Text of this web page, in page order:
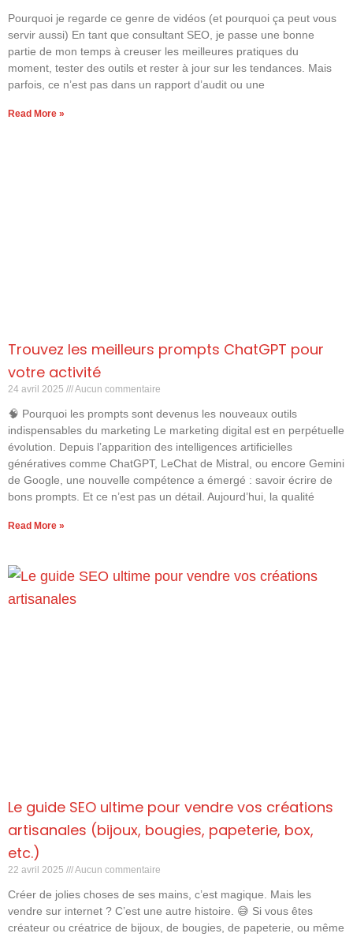
Pourquoi je regarde ce genre de vidéos (et pourquoi ça peut vous
servir aussi) En tant que consultant SEO, je passe une bonne
partie de mon temps à creuser les meilleures pratiques du
moment, tester des outils et rester à jour sur les tendances. Mais
parfois, ce n’est pas dans un rapport d’audit ou une
Read More »
Trouvez les meilleurs prompts ChatGPT pour
votre activité
24 avril 2025 Aucun commentaire
🧠 Pourquoi les prompts sont devenus les nouveaux outils
indispensables du marketing Le marketing digital est en perpétuelle
évolution. Depuis l’apparition des intelligences artificielles
génératives comme ChatGPT, LeChat de Mistral, ou encore Gemini
de Google, une nouvelle compétence a émergé : savoir écrire de
bons prompts. Et ce n’est pas un détail. Aujourd’hui, la qualité
Read More »
Le guide SEO ultime pour vendre vos créations
artisanales (bijoux, bougies, papeterie, box,
etc.)
22 avril 2025 Aucun commentaire
Créer de jolies choses de ses mains, c’est magique. Mais les
vendre sur internet ? C’est une autre histoire. 😅 Si vous êtes
créateur ou créatrice de bijoux, de bougies, de papeterie, ou même